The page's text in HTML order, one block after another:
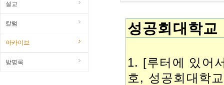
설교
칼럼
아카이브
방명록
성공회대학
1. [루터에 있어
호, 성공회대학